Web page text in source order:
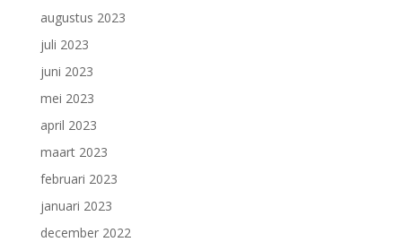
augustus 2023
juli 2023
juni 2023
mei 2023
april 2023
maart 2023
februari 2023
januari 2023
december 2022